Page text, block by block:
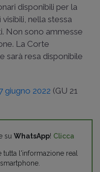
disponibili per la
nella stessa
Non sono ammesse
La Corte
sarà resa disponibile
giugno 2022 (GU 21
su WhatsApp! Clicca
l'informazione real